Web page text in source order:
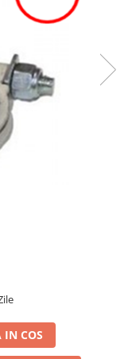
IN COS